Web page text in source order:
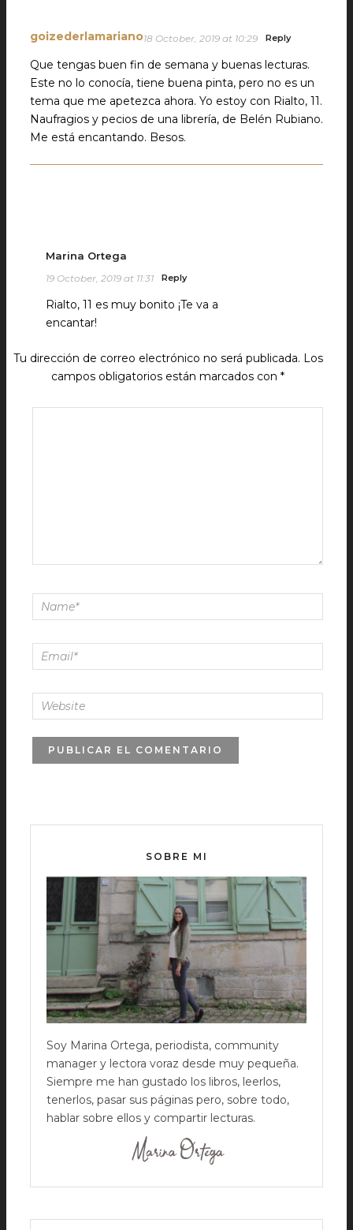
goizederlamariano18 October, 2019 at 10:29 Reply
Que tengas buen fin de semana y buenas lecturas.
Este no lo conocía, tiene buena pinta, pero no es un
tema que me apetezca ahora. Yo estoy con Rialto, 11.
Naufragios y pecios de una librería, de Belén Rubiano.
Me está encantando. Besos.
Marina Ortega
19 October, 2019 at 11:31 Reply
Rialto, 11 es muy bonito ¡Te va a
encantar!
Tu dirección de correo electrónico no será publicada. Los
campos obligatorios están marcados con*
SOBRE MI
Soy Marina Ortega, periodista, community
manager y lectora voraz desde muy pequeña.
Siempre me han gustado los libros, leerlos,
tenerlos, pasar sus páginas pero, sobre todo,
hablar sobre ellos y compartir lecturas.